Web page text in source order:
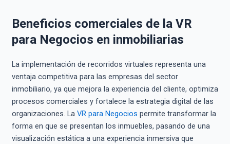
Beneficios comerciales de la VR
para Negocios en inmobiliarias
La implementación de recorridos virtuales representa una
ventaja competitiva para las empresas del sector
inmobiliario, ya que mejora la experiencia del cliente, optimiza
procesos comerciales y fortalece la estrategia digital de las
organizaciones. La VR para Negocios permite transformar la
forma en que se presentan los inmuebles, pasando de una
visualización estática a una experiencia inmersiva que